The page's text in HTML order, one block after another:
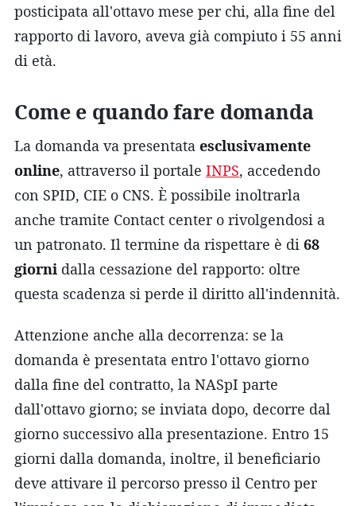
posticipata all'ottavo mese per chi, alla fine del
rapporto di lavoro, aveva già compiuto i 55 anni
di età.
Come e quando fare domanda
La domanda va presentata esclusivamente
online, attraverso il portale INPS, accedendo
con SPID, CIE o CNS. È possibile inoltrarla
anche tramite Contact center o rivolgendosi a
un patronato. Il termine da rispettare è di 68
giorni dalla cessazione del rapporto: oltre
questa scadenza si perde il diritto all'indennità.
Attenzione anche alla decorrenza: se la
domanda è presentata entro l'ottavo giorno
dalla fine del contratto, la NASpI parte
dall'ottavo giorno; se inviata dopo, decorre dal
giorno successivo alla presentazione. Entro 15
giorni dalla domanda, inoltre, il beneficiario
deve attivare il percorso presso il Centro per